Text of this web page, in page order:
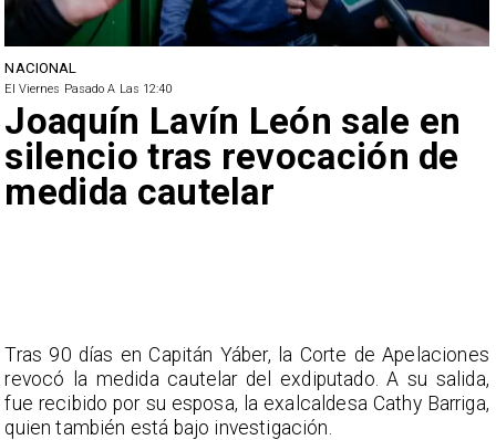
NACIONAL
El Viernes Pasado A Las 12:40
Joaquín Lavín León sale en
silencio tras revocación de
medida cautelar
Tras 90 días en Capitán Yáber, la Corte de Apelaciones
revocó la medida cautelar del exdiputado. A su salida,
fue recibido por su esposa, la exalcaldesa Cathy Barriga,
quien también está bajo investigación.